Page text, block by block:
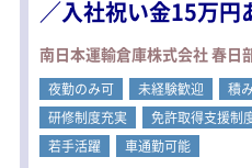
コミュニケー
なし！
深夜帯はほと
め、配送先で
むことが多い
実際、ほとん
／入社祝い金15万円
南日本運輸倉庫株式会社 春日
夜勤のみ可 未経験歓迎
積
研修制度充実
免許取得支援制
若手活躍
車通勤可能